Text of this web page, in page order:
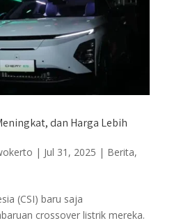
dan Harga Lebih
| Jul 31, 2025 | Berita,
(CSI) baru saja
crossover listrik mereka.